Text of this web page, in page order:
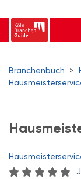
Branchenbuch >